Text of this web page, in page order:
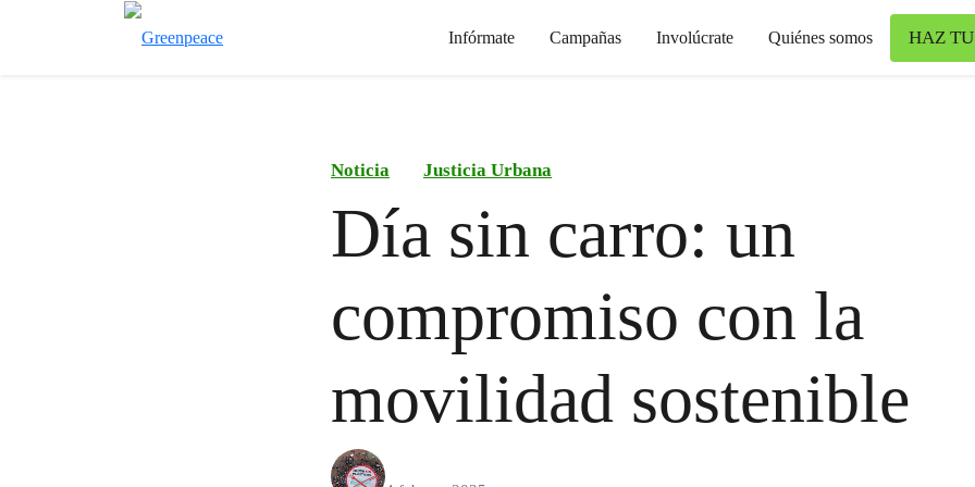
Infórmate Campañas Involúcrate Quiénes somos HAZ
Noticia Justicia Urbana
Día sin carro: un
compromiso con la
movilidad sostenible